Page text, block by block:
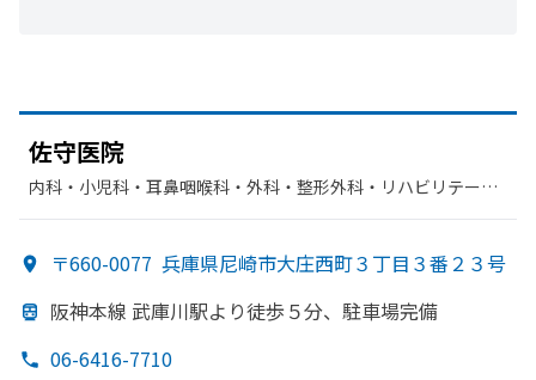
佐守医院
内科・​小児科・​耳鼻咽喉科・​外科・​整形外科・​リハビリテーシ
〒660-0077 兵庫県尼崎市大庄西町３丁目３番２３号
阪神本線 武庫川駅より徒歩５分、 駐車場完備
06-6416-7710